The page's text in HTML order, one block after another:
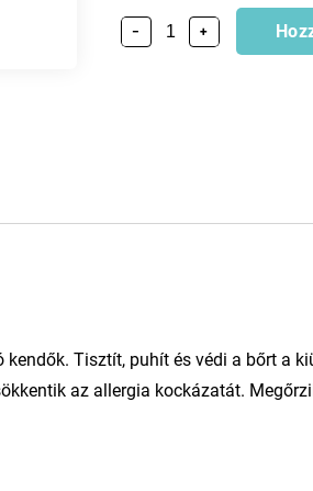
+
−
Tisztít, puhít és védi a bőrt a
az allergia kockázatát.